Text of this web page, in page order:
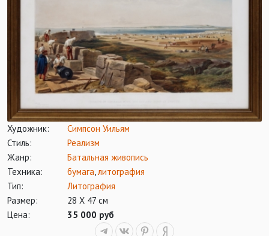
Художник:
Симпсон Уильям
Стиль:
Реализм
Жанр:
Батальная живопись
Техника:
бумага литография
Тип:
Литография
Размер:
28 Х 47 см
Цена:
35 000 руб